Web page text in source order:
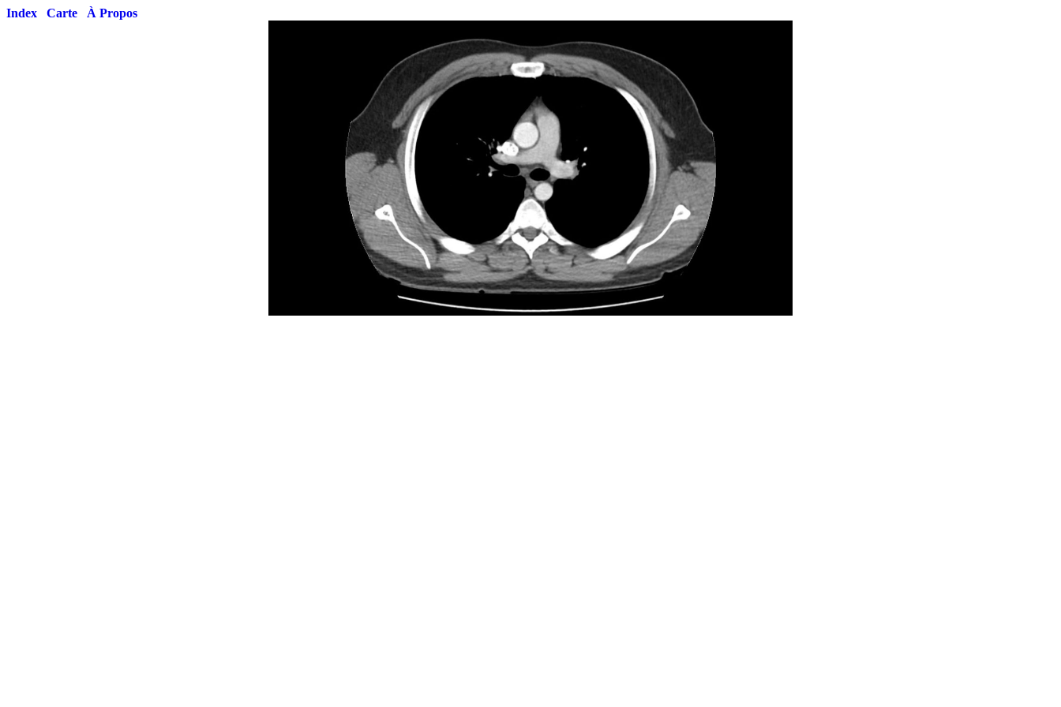
Index Carte À Propos